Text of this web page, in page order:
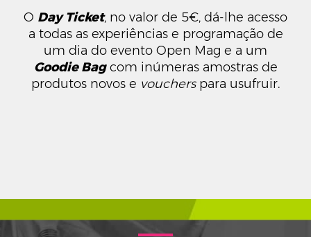
O Day Ticket, no valor de 5€, dá-lhe acesso
a todas as experiências e programação de
um dia do evento Open Mag e a um
Goodie Bagcom inúmeras amostras de
produtos novos e voucherspara usufruir.